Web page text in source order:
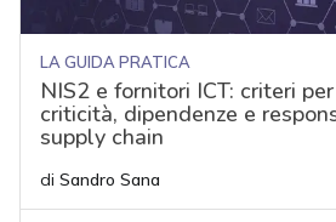
LA GUIDA PRATICA
NIS2 e fornitori ICT: criteri
criticità, dipendenze e
supply chain
di Sandro Sana